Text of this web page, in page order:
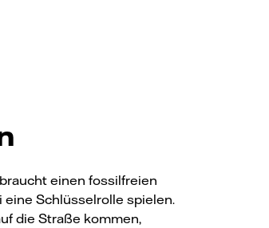
einen fossilfreien
Schlüsselrolle spielen.
die Straße kommen,